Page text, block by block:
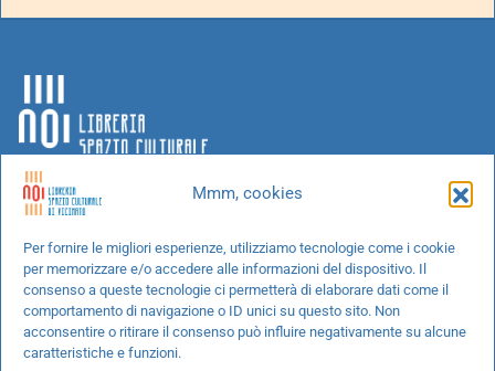
Mmm, cookies
Per fornire le migliori esperienze, utilizziamo tecnologie come i cookie
per memorizzare e/o accedere alle informazioni del dispositivo. Il
consenso a queste tecnologie ci permetterà di elaborare dati come il
comportamento di navigazione o ID unici su questo sito. Non
acconsentire o ritirare il consenso può influire negativamente su alcune
caratteristiche e funzioni.
Chi siamo
Progetti speciali
Richiedi un libro
Spedizioni